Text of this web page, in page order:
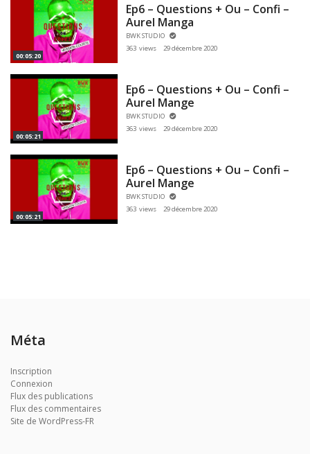
00:05:20
Ep6 – Questions + Ou – Confi –
Aurel Manga
BWK STUDIO
363 views
29 décembre 2020
00:05:21
Ep6 – Questions + Ou – Confi –
Aurel Mange
BWK STUDIO
363 views
29 décembre 2020
00:05:21
Ep6 – Questions + Ou – Confi –
Aurel Mange
BWK STUDIO
363 views
29 décembre 2020
Méta
Inscription
Connexion
Flux des publications
Flux des commentaires
Site de WordPress-FR